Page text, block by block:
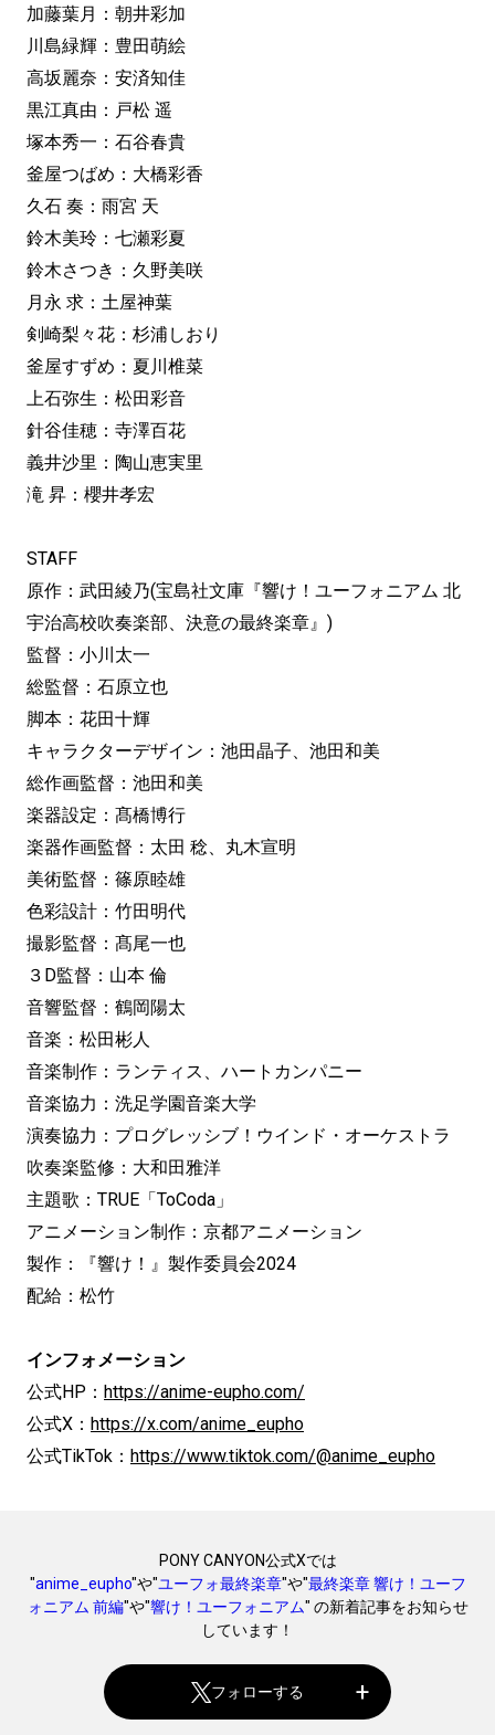
加藤葉月：朝井彩加
川島緑輝：豊田萌絵
高坂麗奈：安済知佳
黒江真由：戸松 遥
塚本秀一：石谷春貴
釜屋つばめ：大橋彩香
久石 奏：雨宮 天
鈴木美玲：七瀬彩夏
鈴木さつき：久野美咲
月永 求：土屋神葉
剣崎梨々花：杉浦しおり
釜屋すずめ：夏川椎菜
上石弥生：松田彩音
針谷佳穂：寺澤百花
義井沙里：陶山恵実里
滝 昇：櫻井孝宏
STAFF
原作：武田綾乃(宝島社文庫『響け！ユーフォニアム 北
宇治高校吹奏楽部、決意の最終楽章』)
監督：小川太一
総監督：石原立也
脚本：花田十輝
キャラクターデザイン：池田晶子、池田和美
総作画監督：池田和美
楽器設定：髙橋博行
楽器作画監督：太田 稔、丸木宣明
美術監督：篠原睦雄
色彩設計：竹田明代
撮影監督：髙尾一也
３D監督：山本 倫
音響監督：鶴岡陽太
音楽：松田彬人
音楽制作：ランティス、ハートカンパニー
音楽協力：洗足学園音楽大学
演奏協力：プログレッシブ！ウインド・オーケストラ
吹奏楽監修：大和田雅洋
主題歌：TRUE「ToCoda」
アニメーション制作：京都アニメーション
製作：『響け！』製作委員会2024
配給：松竹
インフォメーション
公式HP： https://anime-eupho.com/
公式X： https://x.com/anime_eupho
公式TikTok： https://www.tiktok.com/@anime_eupho
PONY CANYON公式Xでは
"anime_eupho"や"ユーフォ最終楽章"や"最終楽章 響け！ユーフ
ォニアム 前編"や"響け！ユーフォニアム" の新着記事をお知らせ
しています！
フォローする